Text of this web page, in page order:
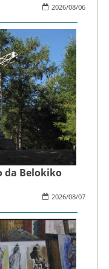
2026/08/06
da Belokiko
2026/08/07